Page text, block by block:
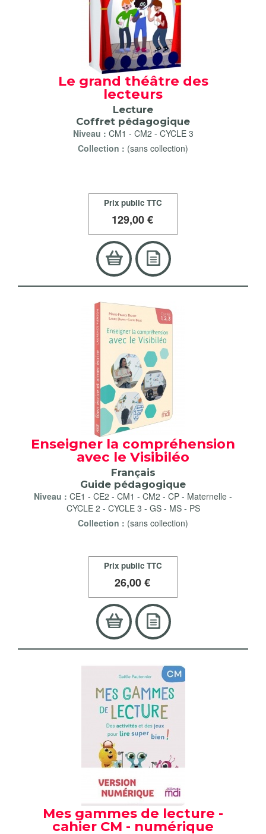
Le grand théâtre des
lecteurs
Lecture
Coffret pédagogique
Niveau : CM1 - CM2 - CYCLE 3
Collection : (sans collection)
Prix public TTC
129,00 €
Enseigner la compréhension
avec le Visibiléo
Français
Guide pédagogique
Niveau : CE1 - CE2 - CM1 - CM2 - CP - Maternelle -
CYCLE 2 - CYCLE 3 - GS- MS- PS
Collection : (sans collection)
Prix public TTC
26,00 €
Mes gammes de lecture -
cahier CM - numérique